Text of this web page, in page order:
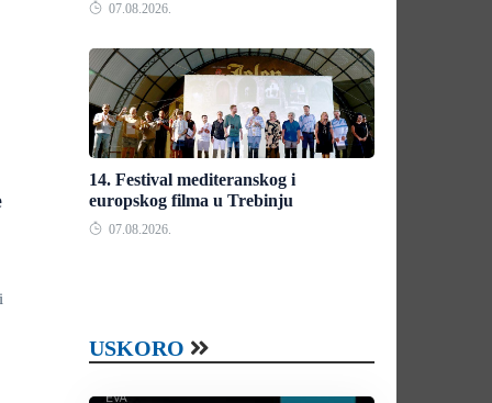
07.08.2026.
14. Festival mediteranskog i
europskog filma u Trebinju
07.08.2026.
USKORO